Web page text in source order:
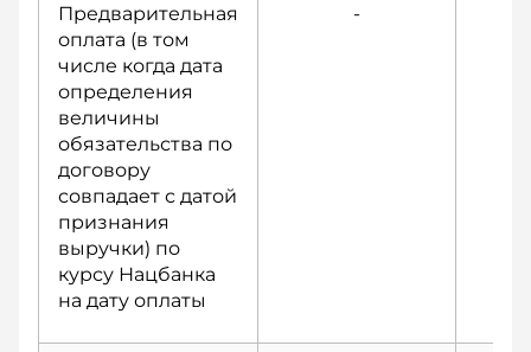
Предварительная
оплата (в том
числе когда дата
определения
величины
обязательства по
договору
совпадает с датой
признания
выручки) по
курсу Нацбанка
на дату оплаты
-